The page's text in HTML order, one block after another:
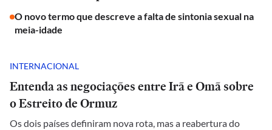
O novo termo que descreve a falta de sintonia sexual na
meia-idade
INTERNACIONAL
Entenda as negociações entre Irã e Omã sobre
o Estreito de Ormuz
Os dois países definiram nova rota, mas a reabertura do